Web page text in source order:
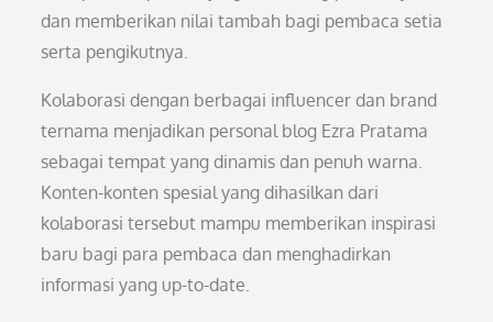
dan memberikan nilai tambah bagi pembaca setia
serta pengikutnya.
Kolaborasi dengan berbagai influencer dan brand
ternama menjadikan personal blog Ezra Pratama
sebagai tempat yang dinamis dan penuh warna.
Konten-konten spesial yang dihasilkan dari
kolaborasi tersebut mampu memberikan inspirasi
baru bagi para pembaca dan menghadirkan
informasi yang up-to-date.